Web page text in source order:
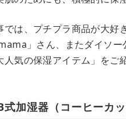
では、プチプラ商品が大
」さん、またダイソ
人気の保湿アイテム」をご
式加湿器（コーヒー